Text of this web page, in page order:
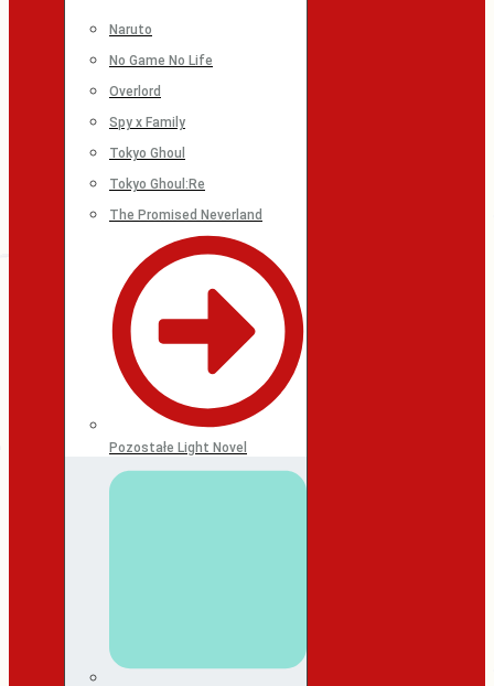
Naruto
No Game No Life
Overlord
Spy x Family
Tokyo Ghoul
Tokyo Ghoul:Re
The Promised Neverland
Pozostałe Light Novel